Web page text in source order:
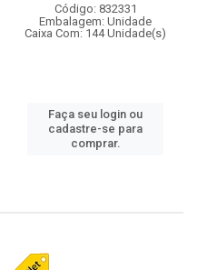
Código: 832331
Embalagem: Unidade
Caixa Com: 144 Unidade(s)
Faça seu login ou
cadastre-se para
comprar.